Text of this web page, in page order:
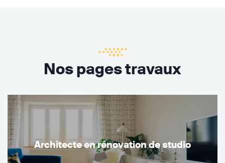
Nos pages travaux
Architecte en rénovation de studio